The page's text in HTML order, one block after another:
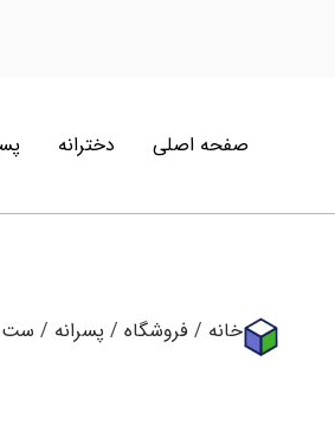
صفحه اصلی دخترانه
خانه / فروشگاه / پسرانه / ست